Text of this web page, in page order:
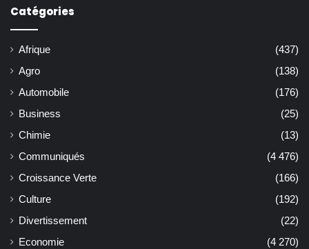
Catégories
Afrique
(437)
Agro
(138)
Automobile
(176)
Business
(25)
Chimie
(13)
Communiqués
(4 476)
Croissance Verte
(166)
Culture
(192)
Divertissement
(22)
Economie
(4 270)